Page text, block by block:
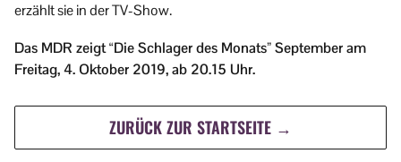
erzählt sie in der TV-Show.
Das MDR zeigt “Die Schlager des Monats” September am
Freitag, 4. Oktober 2019, ab 20.15 Uhr.
ZURÜCK ZUR STARTSEITE →